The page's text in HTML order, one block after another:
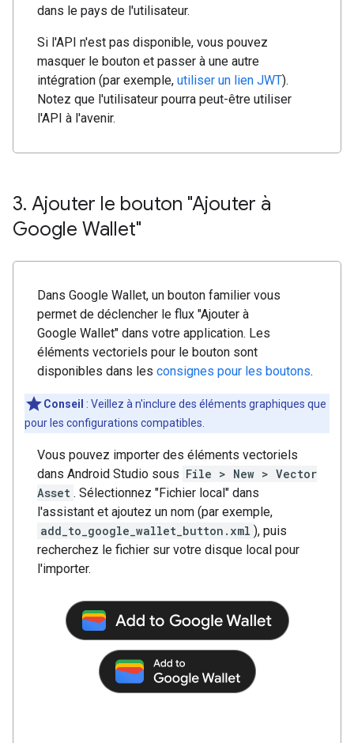
dans le pays de l'utilisateur.
Si l'API n'est pas disponible, vous pouvez
masquer le bouton et passer à une autre
intégration (par exemple, utiliser un lien JWT).
Notez que l'utilisateur pourra peut-être utiliser
l'API à l'avenir.
3. Ajouter le bouton "Ajouter à
Google Wallet"
Dans Google Wallet, un bouton familier vous
permet de déclencher le flux "Ajouter à
Google Wallet" dans votre application. Les
éléments vectoriels pour le bouton sont
disponibles dans les consignes pour les boutons.
Conseil : Veillez à n'inclure des éléments graphiques que
pour les configurations compatibles.
Vous pouvez importer des éléments vectoriels
dans Android Studio sous File > New > Vector
Asset . Sélectionnez "Fichier local" dans
l'assistant et ajoutez un nom (par exemple,
add_to_google_wallet_button.xml ), puis
recherchez le fichier sur votre disque local pour
l'importer.